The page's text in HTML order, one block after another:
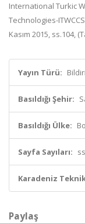
International Turkic
Technologies-
Kasım 2015, ss.104,
Yayın Türü:
Basıldığı Şehir:
Basıldığı Ülke:
Sayfa Sayıları:
Karadeniz
Paylaş